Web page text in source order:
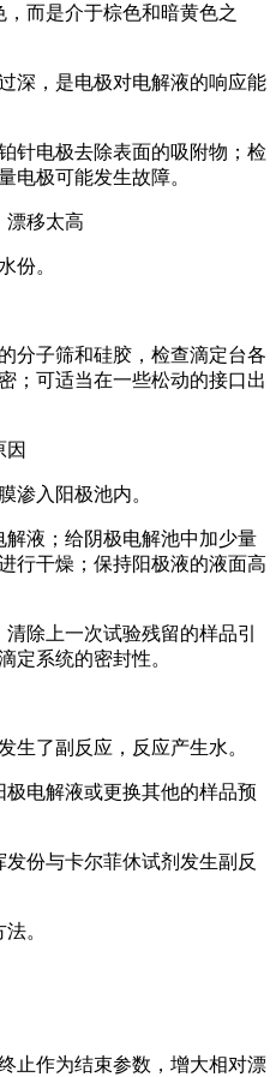
而是介于棕色和暗黄色之
深，是电极对电解液的响应能
针电极去除表面的吸附物；检
电极可能发生故障。
漂移太高
份。
分子筛和硅胶，检查滴定台各
；可适当在一些松动的接口出
因
渗入阳极池内。
液；给阴极电解池中加少量
行干燥；保持阳极液的液面高
除上一次试验残留的样品引
定系统的密封性。
生了副反应，反应产生水。
电解液或更换其他的样品预
份与卡尔菲休试剂发生副反
。
止作为结束参数，增大相对漂